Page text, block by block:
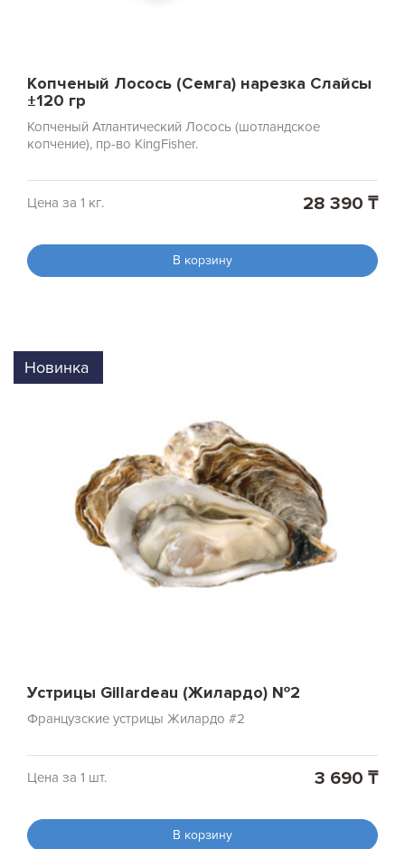
Копченый Лосось (Семга) нарезка Слайсы
±120 гр
Копченый Атлантический Лосось (шотландское
копчение), пр-во KingFisher.
Цена за 1 кг. 28 390 ₸
В корзину
Новинка
Устрицы Gillardeau (Жилардо) №2
Французские устрицы Жилардо #2
Цена за 1 шт. 3 690 ₸
В корзину